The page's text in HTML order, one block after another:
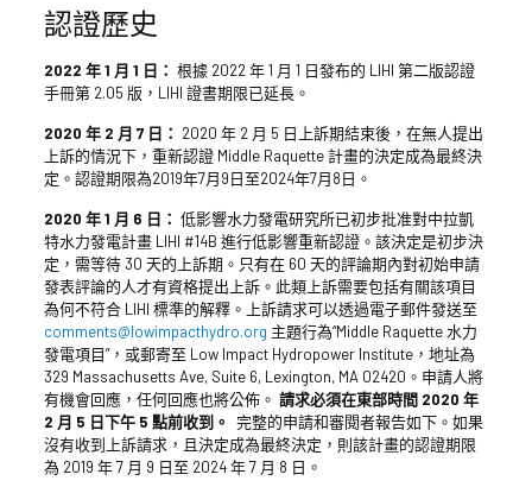
認證歷史
2022 年 1 月 1 日： 根據 2022 年 1 月 1 日發布的 LIHI 第二版認證
手冊第 2.05 版，LIHI 證書期限已延長。
2020 年 2 月 7 日： 2020 年 2 月 5 日上訴期結束後，在無人提出
上訴的情況下，重新認證 Middle Raquette 計畫的決定成為最終決
定。認證期限為2019年7月9日至2024年7月8日。
2020 年 1 月 6 日： 低影響水力發電研究所已初步批准對中拉凱
特水力發電計畫 LIHI #14B 進行低影響重新認證。該決定是初步決
定，需等待 30 天的上訴期。只有在 60 天的評論期內對初始申請
發表評論的人才有資格提出上訴。此類上訴需要包括有關該項目
為何不符合 LIHI 標準的解釋。上訴請求可以透過電子郵件發送至
comments@lowimpacthydro.org 主題行為“Middle Raquette 水力
發電項目”，或郵寄至 Low Impact Hydropower Institute，地址為
329 Massachusetts Ave, Suite 6, Lexington, MA 02420。申請人將
有機會回應，任何回應也將公佈。 請求必須在東部時間 2020 年
2 月 5 日下午 5 點前收到。 完整的申請和審閱者報告如下。如果
沒有收到上訴請求，且決定成為最終決定，則該計畫的認證期限
為 2019 年 7 月 9 日至 2024 年 7 月 8 日。